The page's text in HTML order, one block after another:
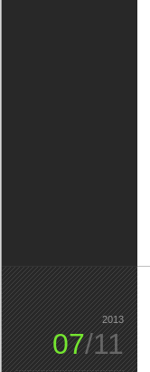
2013
07/11